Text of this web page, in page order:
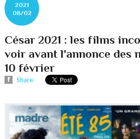
2021
08/02
César 2021 : les films
voir avant l'annonce des
10 février
Share